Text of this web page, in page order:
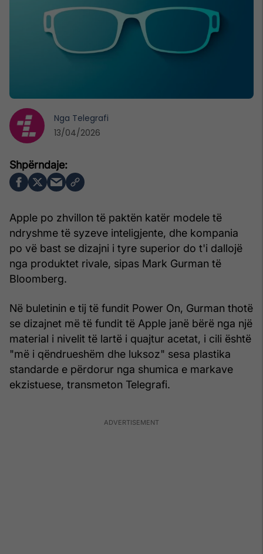
Apple po zhvillon të paktën katër modele të
ndryshme të syzeve inteligjente, dhe kompania
po vë bast se dizajni i tyre superior do t'i dallojë
nga produktet rivale, sipas Mark Gurman të
Bloomberg.
Në buletinin e tij të fundit Power On, Gurman thotë
se dizajnet më të fundit të Apple janë bërë nga një
material i nivelit të lartë i quajtur acetat, i cili është
"më i qëndrueshëm dhe luksoz" sesa plastika
standarde e përdorur nga shumica e markave
ekzistuese, transmeton Telegrafi.
Nga Telegrafi
13/04/2026